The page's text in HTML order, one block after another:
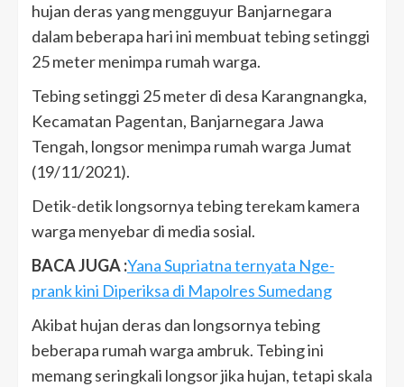
hujan deras yang mengguyur Banjarnegara
dalam beberapa hari ini membuat tebing setinggi
25 meter menimpa rumah warga.
Tebing setinggi 25 meter di desa Karangnangka,
Kecamatan Pagentan, Banjarnegara Jawa
Tengah, longsor menimpa rumah warga Jumat
(19/11/2021).
Detik-detik longsornya tebing terekam kamera
warga menyebar di media sosial.
BACA JUGA :Yana Supriatna ternyata Nge-
prank kini Diperiksa di Mapolres Sumedang
Akibat hujan deras dan longsornya tebing
beberapa rumah warga ambruk. Tebing ini
memang seringkali longsor jika hujan, tetapi skala